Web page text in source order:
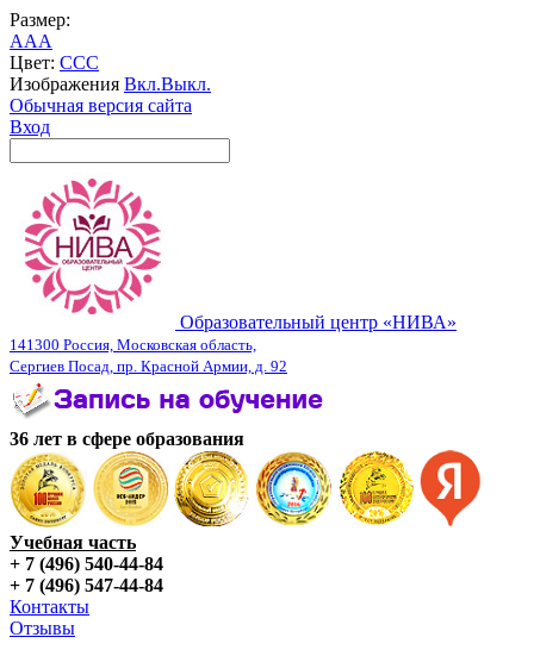
Размер:
AAA
Цвет: CCC
Изображения Вкл.Выкл.
Обычная версия сайта
Вход
Образовательный центр «НИВА»
141300 Россия, Московская область,
Сергиев Посад, пр. Красной Армии, д. 92
36 лет в сфере образования
Учебная часть
+ 7 (496) 540-44-84
+ 7 (496) 547-44-84
Контакты
Отзывы